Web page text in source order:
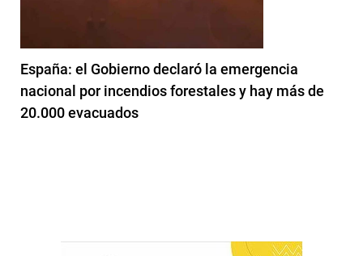
España: el Gobierno declaró la emergencia
nacional por incendios forestales y hay más de
20.000 evacuados